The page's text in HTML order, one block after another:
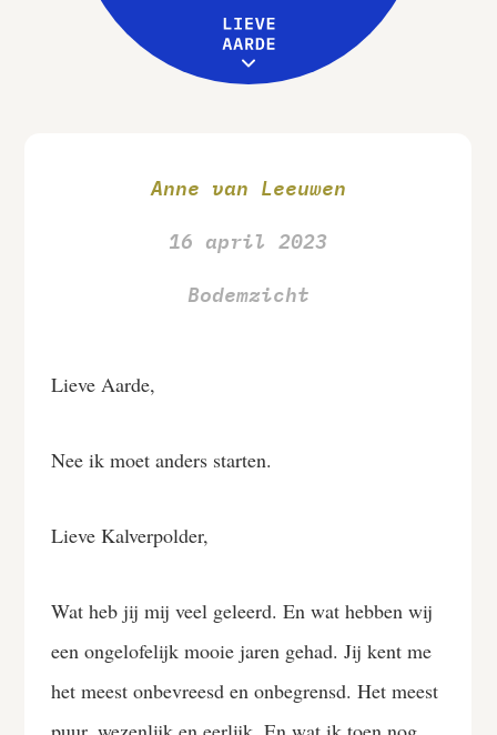
Leive Aarde
Workshops
MENU
Anne van Leeuwen
16 april 2023
Bodemzicht
Lieve Aarde,
Nee ik moet anders starten.
Lieve Kalverpolder,
Wat heb jij mij veel geleerd. En wat hebben wij
een ongelofelijk mooie jaren gehad. Jij kent me
het meest onbevreesd en onbegrensd. Het meest